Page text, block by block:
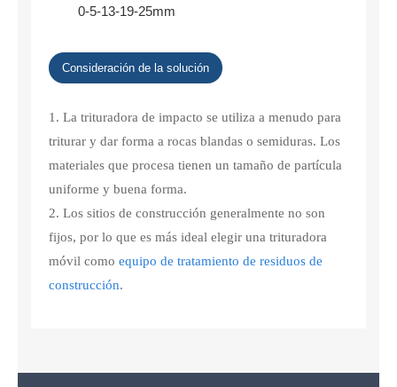
0-5-13-19-25mm
Consideración de la solución
1. La trituradora de impacto se utiliza a menudo para
triturar y dar forma a rocas blandas o semiduras. Los
materiales que procesa tienen un tamaño de partícula
uniforme y buena forma.
2. Los sitios de construcción generalmente no son
fijos, por lo que es más ideal elegir una trituradora
móvil como equipo de tratamiento de residuos de
construcción.